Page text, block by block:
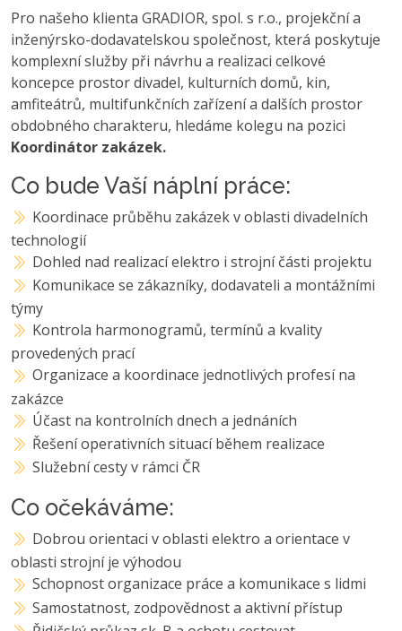
Pro našeho klienta GRADIOR, spol. s r.o., projekční a
inženýrsko-dodavatelskou společnost, která poskytuje
komplexní služby při návrhu a realizaci celkové
koncepce prostor divadel, kulturních domů, kin,
amfiteátrů, multifunkčních zařízení a dalších prostor
obdobného charakteru, hledáme kolegu na pozici
Koordinátor zakázek.
Co bude Vaší náplní práce:
Koordinace průběhu zakázek v oblasti divadelních
technologií
Dohled nad realizací elektro i strojní části projektu
Komunikace se zákazníky, dodavateli a montážními
týmy
Kontrola harmonogramů, termínů a kvality
provedených prací
Organizace a koordinace jednotlivých profesí na
zakázce
Účast na kontrolních dnech a jednáních
Řešení operativních situací během realizace
Služební cesty v rámci ČR
Co očekáváme:
Dobrou orientaci v oblasti elektro a orientace v
oblasti strojní je výhodou
Schopnost organizace práce a komunikace s lidmi
Samostatnost, zodpovědnost a aktivní přístup